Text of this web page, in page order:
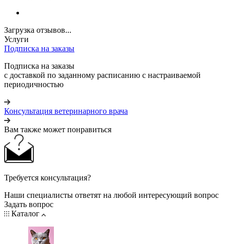
Загрузка отзывов...
Услуги
Подписка на заказы
Подписка на заказы
с доставкой по заданному расписанию с настраиваемой
периодичностью
Консультация ветеринарного врача
Вам также может понравиться
Требуется консультация?
Наши специалисты ответят на любой интересующий вопрос
Задать вопрос
Каталог